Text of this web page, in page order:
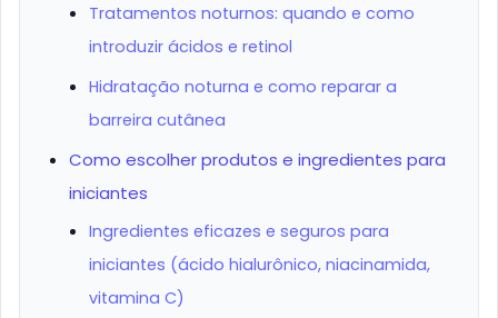
Tratamentos noturnos: quando e como
introduzir ácidos e retinol
Hidratação noturna e como reparar a
barreira cutânea
Como escolher produtos e ingredientes para
iniciantes
Ingredientes eficazes e seguros para
iniciantes (ácido hialurônico, niacinamida,
vitamina C)